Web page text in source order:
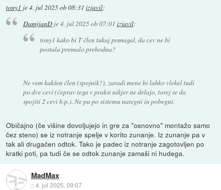
tony1 je4. jul 2025 ob 08:31 izjavil:
DamijanDje4. jul 2025 ob 07:01 izjavil:
tony1 kako bi T člen tukaj pomagal, da cev ne bi
postala premalo prehodna?
Ne vem kakšen člen (spojnik?), zaradi mene bi lahko vlekel tudi
po dve cevi (čeprav tega v praksi nikjer ne delajo, torej se da
spojiti 2 cevi b.p.). Ne pa po sistemu nategni in pobegni.
Običajno (če višine dovoljujejo in gre za "osnovno" montažo samo
čez steno) se iz notranje spelje v korito zunanje. Iz zunanje pa v
tak ali drugačen odtok. Tako je padec iz notranje zagotovljen po
kratki poti, pa tudi če se odtok zunanje zamaši ni hudega.
MadMax
::4. jul 2025, 09:07